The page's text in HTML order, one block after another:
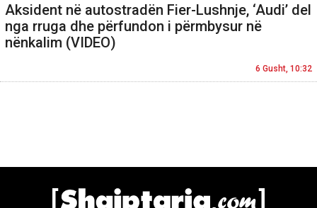
Aksident në autostradën Fier-Lushnje, ‘Audi’ del
nga rruga dhe përfundon i përmbysur në
nënkalim (VIDEO)
6 Gusht, 10:32